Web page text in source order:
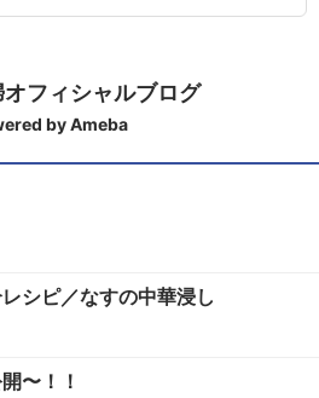
オフィシャルブログ
by Ameba
シピ／なすの中華浸し
〜！！